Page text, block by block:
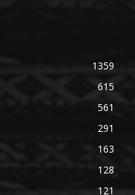
1359
615
561
291
163
128
121